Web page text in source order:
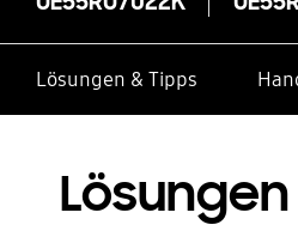
Lösungen & Tipps